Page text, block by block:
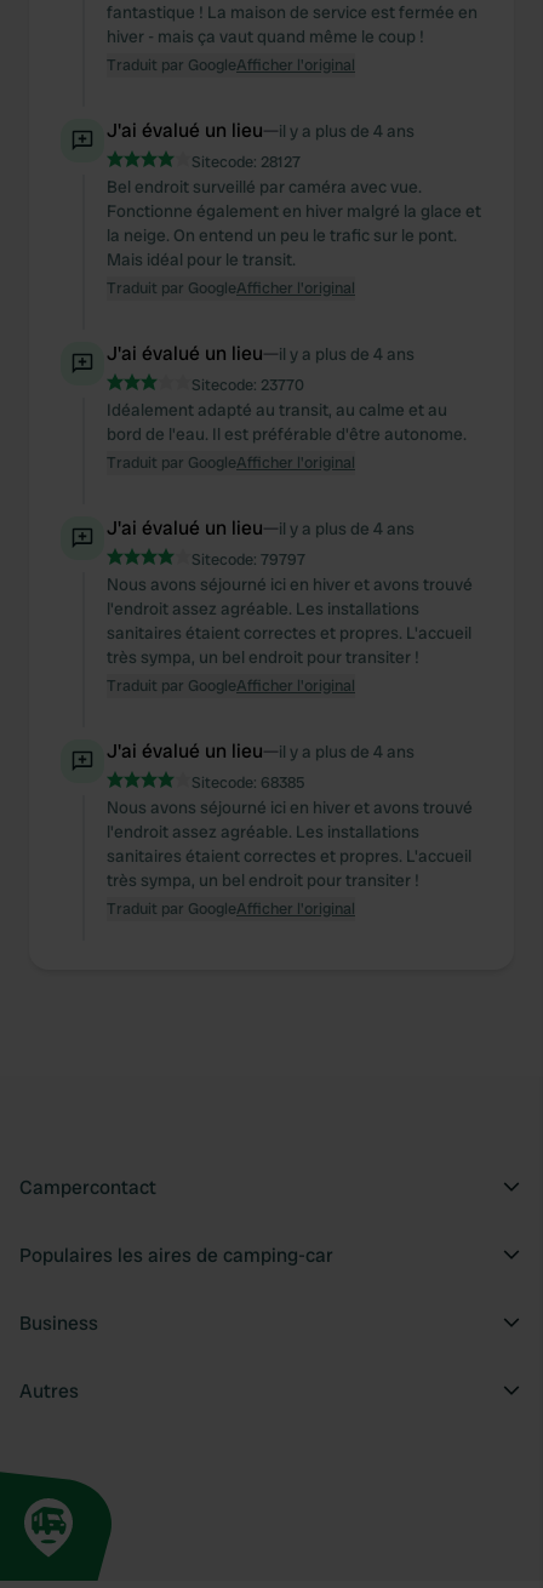
fantastique ! La maison de service est fermée en
hiver - mais ça vaut quand même le coup !
Traduit par GoogleAfficher l'original
J'ai évalué un lieu—il y a plus de 4 ans
Sitecode: 28127
Bel endroit surveillé par caméra avec vue.
Fonctionne également en hiver malgré la glace et
la neige. On entend un peu le trafic sur le pont.
Mais idéal pour le transit.
Traduit par GoogleAfficher l'original
J'ai évalué un lieu—il y a plus de 4 ans
Sitecode: 23770
Idéalement adapté au transit, au calme et au
bord de l'eau. Il est préférable d'être autonome.
Traduit par GoogleAfficher l'original
J'ai évalué un lieu—il y a plus de 4 ans
Sitecode: 79797
Nous avons séjourné ici en hiver et avons trouvé
l'endroit assez agréable. Les installations
sanitaires étaient correctes et propres. L'accueil
très sympa, un bel endroit pour transiter !
Traduit par GoogleAfficher l'original
J'ai évalué un lieu—il y a plus de 4 ans
Sitecode: 68385
Nous avons séjourné ici en hiver et avons trouvé
l'endroit assez agréable. Les installations
sanitaires étaient correctes et propres. L'accueil
très sympa, un bel endroit pour transiter !
Traduit par GoogleAfficher l'original
Campercontact
Populaires les aires de camping-car
Business
Autres